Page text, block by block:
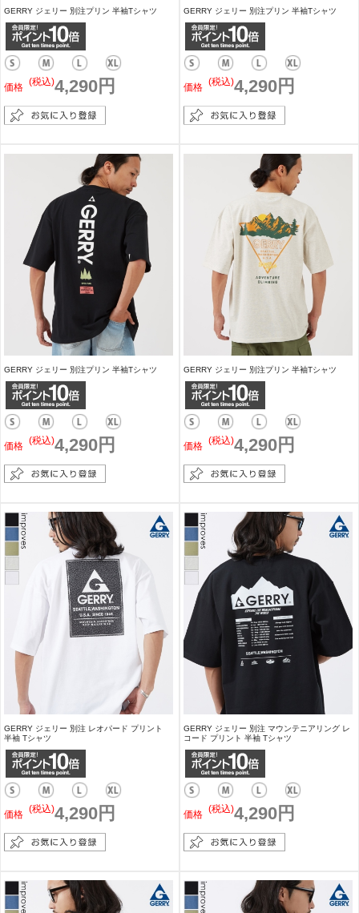
GERRY ジェリー 別注プリン 半袖Tシャツ
価格 4,290円
(税込)
GERRY ジェリー 別注プリン 半袖Tシャツ
価格 4,290円
(税込)
GERRY ジェリー 別注プリン 半袖Tシャツ
価格 4,290円
(税込)
GERRY ジェリー 別注プリン 半袖Tシャツ
価格 4,290円
(税込)
GERRY ジェリー 別注 レオパード プリント
半袖 Tシャツ
価格 4,290円
(税込)
GERRY ジェリー 別注 マウンテニアリング レ
コード プリント 半袖 Tシャツ
価格 4,290円
(税込)